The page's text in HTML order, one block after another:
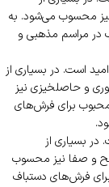
محسوب می‌شود. به
در مراسم مذهبی و
است. در بسیاری از
و حاصلخیزی نیز
برای فرش‌های
در بسیاری از
و صفا نیز محسوب
فرش‌های دستباف